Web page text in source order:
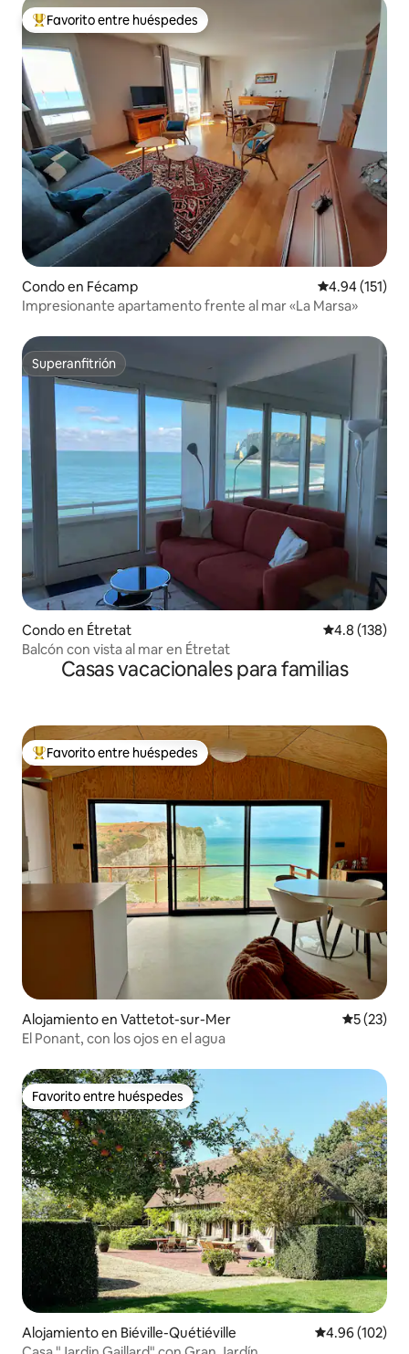
Favorito entre huéspedes preferido
Favorito entre huéspedes
Condo en Fécamp Calificación
4.94 (151)
Impresionante apartamento frente al mar «La Marsa»
Superanfitrión
Superanfitrión
Condo en Étretat Calificación
4.8 (138)
Balcón con vista al mar en Étretat
Casas vacacionales para familias
Favorito entre huéspedes preferido
Favorito entre huéspedes
Alojamiento en Vattetot-sur-Mer
5 (23)
El Ponant, con los ojos en el agua
Favorito entre huéspedes
Favorito entre huéspedes
Alojamiento en Biéville-Quétiéville Calificación
4.96 (102)